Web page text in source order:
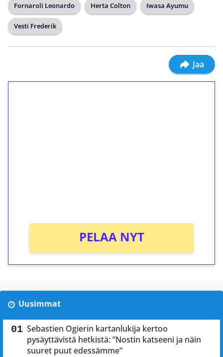
Fornaroli Leonardo Herta Colton Iwasa Ayumu
Vesti Frederik
Jaa
PELAA NYT
Uusimmat
Sebastien Ogierin kartanlukija kertoo
pysäyttävistä hetkistä: ”Nostin katseeni ja näin
suuret puut edessämme”